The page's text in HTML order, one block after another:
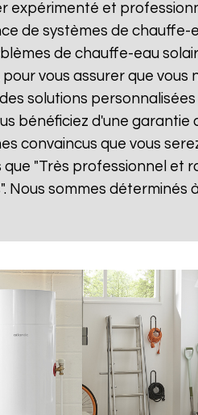
expérimenté et
de systèmes de
de chauffe-eau
pour vous assurer que
solutions
bénéficiez d'une garantie
convaincus que vous
que "Très professionnel et
Nous sommes déterminés